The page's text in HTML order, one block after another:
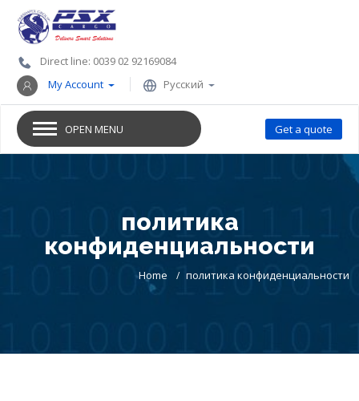
Direct line: 0039 02 92169084
My Account
Русский
OPEN MENU Get a quote
политика
конфиденциальности
Home политика конфиденциальности